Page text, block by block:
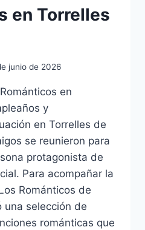
en Torrelles
junio de 2026
en
y
en Torrelles de
se reunieron para
protagonista de
Para acompañar la
Románticos de
una selección de
románticas que